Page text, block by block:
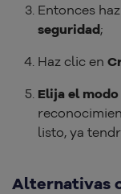
Entonces
seguridad;
Haz clic en
Elija el modo
listo, ya
Alternativas